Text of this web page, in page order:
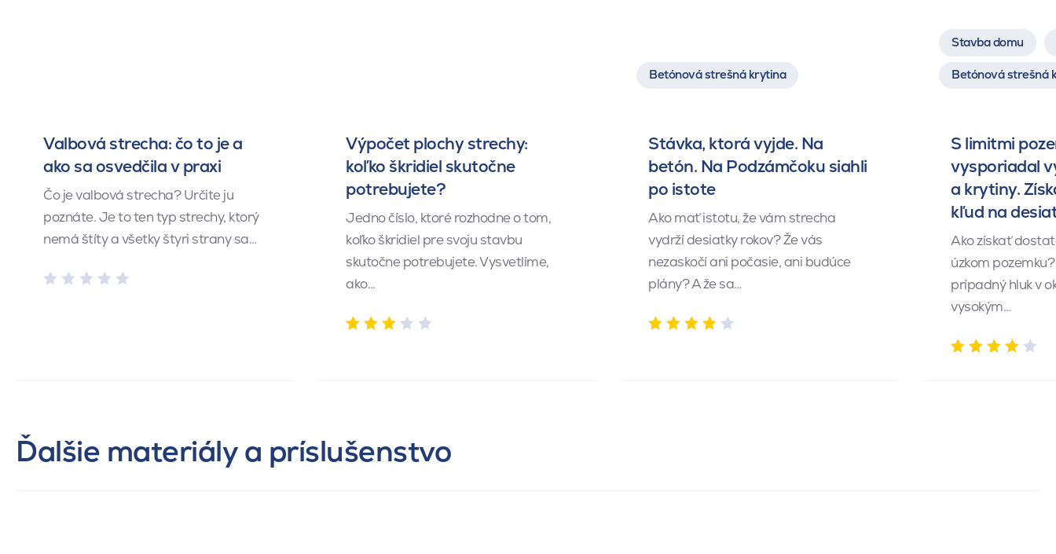
Valbová strecha: čo to je a
ako sa osvedčila v praxi
Čo je valbová strecha? Určite ju
poznáte. Je to ten typ strechy, ktorý
nemá štíty a všetky štyri strany sa…
Výpočet plochy strechy:
koľko škridiel skutočne
potrebujete?
Jedno číslo, ktoré rozhodne o tom,
koľko škridiel pre svoju stavbu
skutočne potrebujete. Vysvetlíme,
ako…
Betónová strešná krytina
Stávka, ktorá vyjde. Na
betón. Na Podzámčoku siahli
po istote
Ako mať istotu, že vám strecha
vydrží desiatky rokov? Že vás
nezaskočí ani počasie, ani budúce
plány? A že sa…
Stavba domu
Betónová strešná
S limitmi
vysporiadal
a krytiny.
kľud na
Ako získať
úzkom
prípadný hluk v
vysokým…
Ďalšie materiály a príslušenstvo